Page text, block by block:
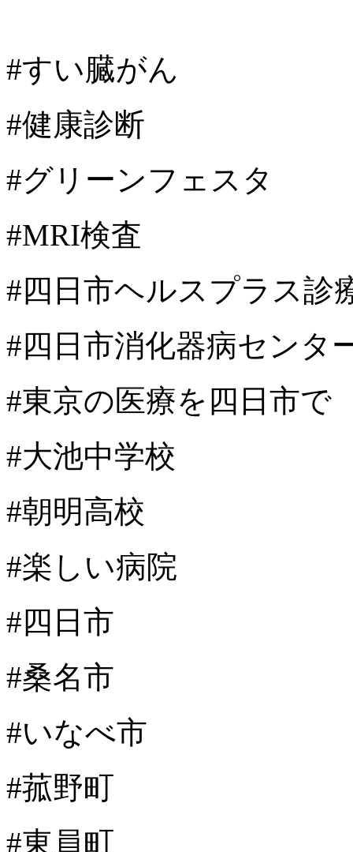
#すい臓がん
#健康診断
#グリーンフェスタ
#MRI検査
#四日市ヘルスプラス診
#四日市消化器病センタ
#東京の医療を四日市で
#大池中学校
#朝明高校
#楽しい病院
#四日市
#桑名市
#いなべ市
#菰野町
#東員町